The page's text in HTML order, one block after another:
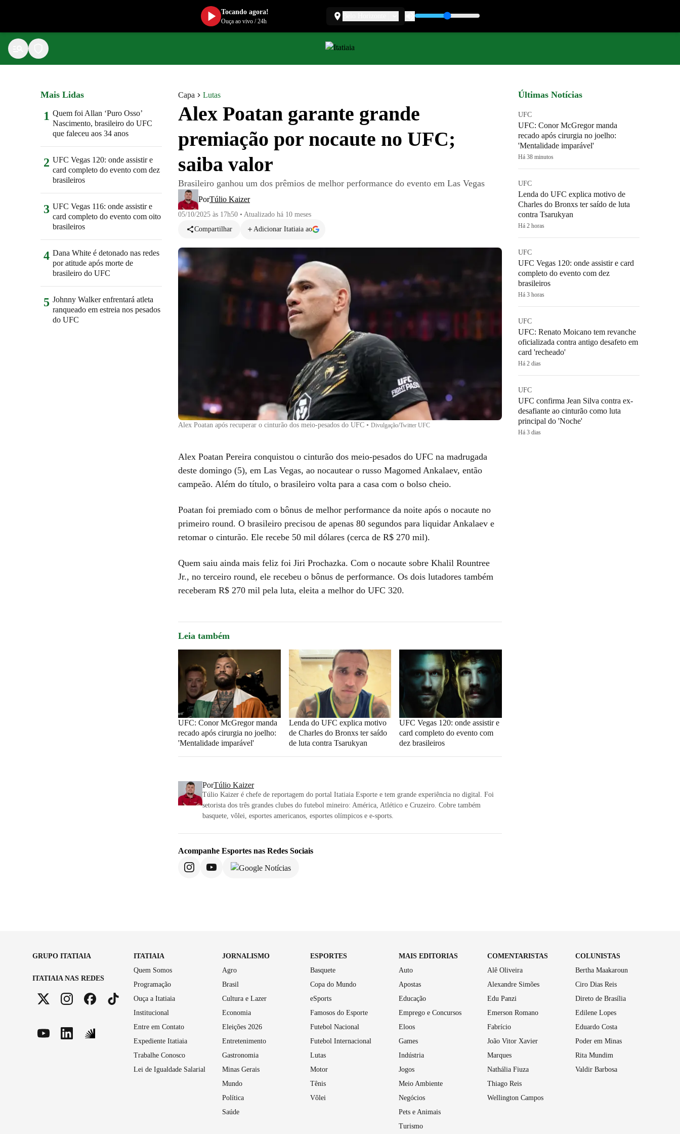
Capa Lutas
Alex Poatan garante grande
premiação por nocaute no UFC;
saiba valor
Brasileiro ganhou um dos prêmios de melhor performance do evento em Las Vegas
PorTúlio Kaizer
05/10/2025 às 17h50 • Atualizado há 10 meses
Compartilhar
Adicionar Itatiaia ao
Alex Poatan após recuperar o cinturão dos meio-pesados do UFC • Divulgação/Twitter UFC
Alex Poatan Pereira conquistou o cinturão dos meio-pesados do UFC na madrugada
deste domingo (5), em Las Vegas, ao nocautear o russo Magomed Ankalaev, então
campeão. Além do título, o brasileiro volta para a casa com o bolso cheio.
Poatan foi premiado com o bônus de melhor performance da noite após o nocaute no
primeiro round. O brasileiro precisou de apenas 80 segundos para liquidar Ankalaev e
retomar o cinturão. Ele recebe 50 mil dólares (cerca de R$ 270 mil).
Quem saiu ainda mais feliz foi Jiri Prochazka. Com o nocaute sobre Khalil Rountree
Jr., no terceiro round, ele recebeu o bônus de performance. Os dois lutadores também
receberam R$ 270 mil pela luta, eleita a melhor do UFC 320.
Leia também
UFC: Conor McGregor manda
recado após cirurgia no joelho:
'Mentalidade imparável'
Lenda do UFC explica motivo
de Charles do Bronxs ter saído
de luta contra Tsarukyan
UFC Vegas 120: onde assistir e
card completo do evento com
dez brasileiros
PorTúlio Kaizer
Túlio Kaizer é chefe de reportagem do portal Itatiaia Esporte e tem grande experiência no digital. Foi
setorista dos três grandes clubes do futebol mineiro: América, Atlético e Cruzeiro. Cobre também
basquete, vôlei, esportes americanos, esportes olímpicos e e-sports.
Acompanhe Esportes nas Redes Sociais
Mais Lidas
1 Quem foi Allan ‘Puro Osso’
Nascimento, brasileiro do UFC
que faleceu aos 34 anos
2 UFC Vegas 120: onde assistir e
card completo do evento com dez
brasileiros
3 UFC Vegas 116: onde assistir e
card completo do evento com oito
brasileiros
4 Dana White é detonado nas redes
por atitude após morte de
brasileiro do UFC
5 Johnny Walker enfrentará atleta
ranqueado em estreia nos pesados
do UFC
Últimas Notícias
UFC
UFC: Conor McGregor manda
recado após cirurgia no joelho:
'Mentalidade imparável'
Há 38 minutos
UFC
Lenda do UFC explica motivo de
Charles do Bronxs ter saído de luta
contra Tsarukyan
Há 2 horas
UFC
UFC Vegas 120: onde assistir e card
completo do evento com dez
brasileiros
Há 3 horas
UFC
UFC: Renato Moicano tem revanche
oficializada contra antigo desafeto em
card 'recheado'
Há 2 dias
UFC
UFC confirma Jean Silva contra ex-
desafiante ao cinturão como luta
principal do 'Noche'
Há 3 dias
GRUPO ITATIAIA
ITATIAIA NAS REDES
ITATIAIA
Quem Somos
Programação
Ouça a Itatiaia
Institucional
Entre em Contato
Expediente Itatiaia
Trabalhe Conosco
Lei de Igualdade Salarial
JORNALISMO
Agro
Brasil
Cultura e Lazer
Economia
Eleições 2026
Entretenimento
Gastronomia
Minas Gerais
Mundo
Política
Saúde
ESPORTES
Basquete
Copa do Mundo
eSports
Famosos do Esporte
Futebol Nacional
Futebol Internacional
Lutas
Motor
Tênis
Vôlei
MAIS EDITORIAS
Auto
Apostas
Educação
Emprego e Concursos
Eloos
Games
Indústria
Jogos
Meio Ambiente
Negócios
Pets e Animais
Turismo
COMENTARISTAS
Alê Oliveira
Alexandre Simões
Edu Panzi
Emerson Romano
Fabrício
João Vitor Xavier
Marques
Nathália Fiuza
Thiago Reis
Wellington Campos
COLUNISTAS
Bertha Maakaroun
Ciro Dias Reis
Direto de Brasília
Edilene Lopes
Eduardo Costa
Poder em Minas
Rita Mundim
Valdir Barbosa
Tocando agora!
Ouça ao vivo/24h